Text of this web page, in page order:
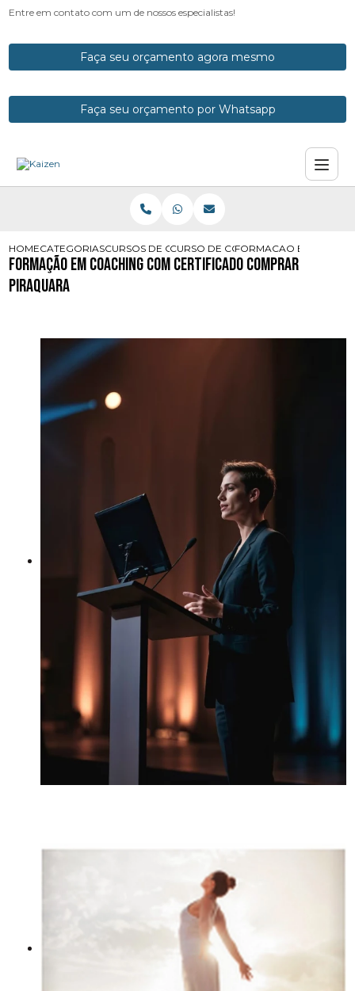
Entre em contato com um de nossos especialistas!
Faça seu orçamento agora mesmo
Faça seu orçamento por Whatsapp
HOMECATEGORIASCURSOS DE COACHCURSO DE COACH PARANA
FORMACAO EM
Formação em Coaching com Certificado Comprar
Piraquara